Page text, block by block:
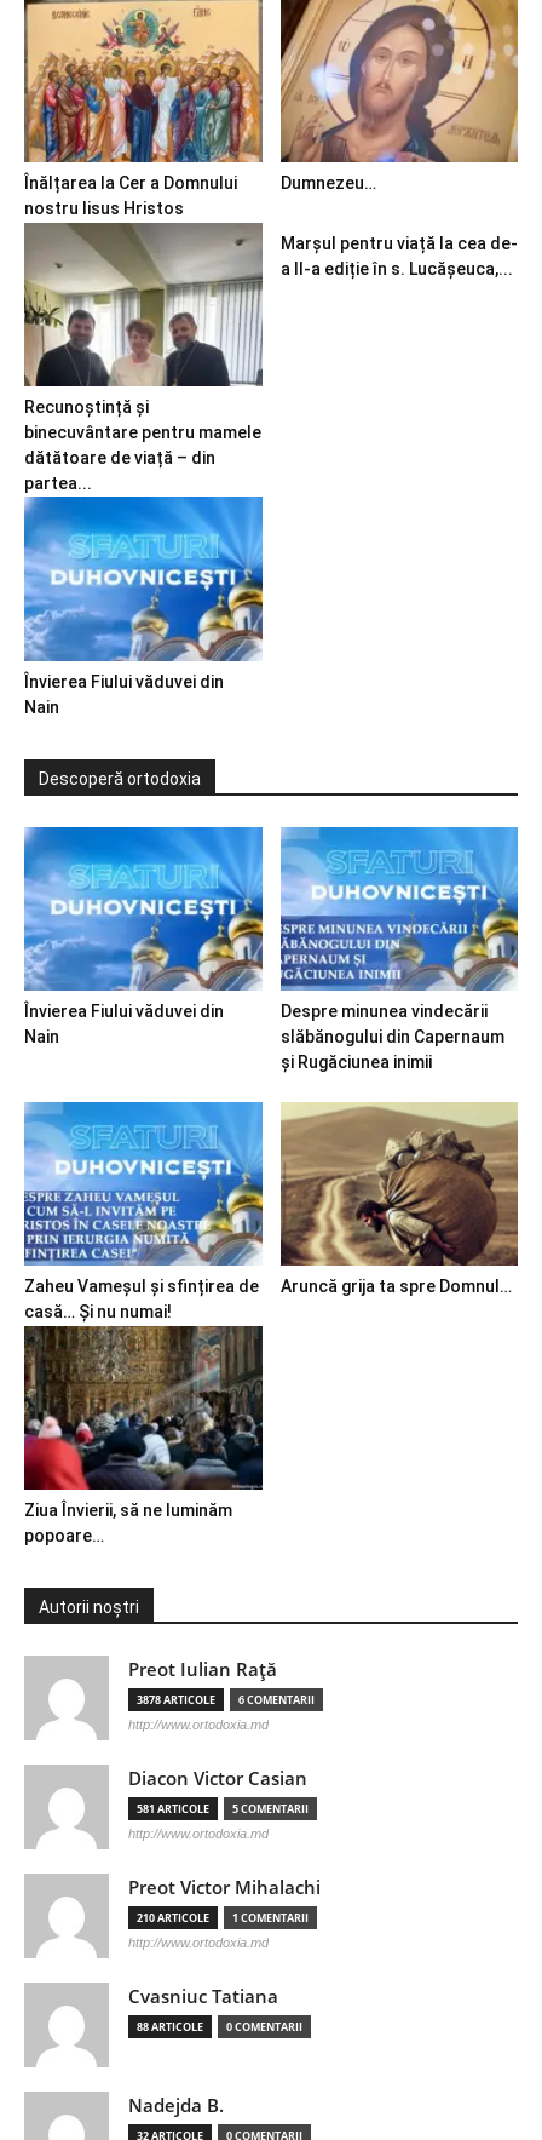
Înălțarea la Cer a Domnului
nostru Iisus Hristos
Dumnezeu…
Recunoștință și
binecuvântare pentru mamele
dătătoare de viață – din
partea...
Marșul pentru viață la cea de-
a II-a ediție în s. Lucășeuca,...
Învierea Fiului văduvei din
Nain
Descoperă ortodoxia
Învierea Fiului văduvei din
Nain
Despre minunea vindecării
slăbănogului din Capernaum
și Rugăciunea inimii
Zaheu Vameșul și sfințirea de
casă… Și nu numai!
Aruncă grija ta spre Domnul…
Ziua Învierii, să ne luminăm
popoare…
Autorii noștri
Preot Iulian Raţă
3878 ARTICOLE 6 COMENTARII
http://www.ortodoxia.md
Diacon Victor Casian
581 ARTICOLE 5 COMENTARII
http://www.ortodoxia.md
Preot Victor Mihalachi
210 ARTICOLE 1 COMENTARII
http://www.ortodoxia.md
Cvasniuc Tatiana
88 ARTICOLE 0 COMENTARII
Nadejda B.
32 ARTICOLE 0 COMENTARII